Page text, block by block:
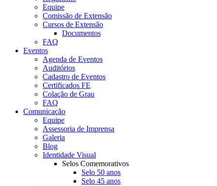
Equipe
Comissão de Extensão
Cursos de Extensão
Documentos
FAQ
Eventos
Agenda de Eventos
Auditórios
Cadastro de Eventos
Certificados FE
Colação de Grau
FAQ
Comunicação
Equipe
Assessoria de Imprensa
Galeria
Blog
Identidade Visual
Selos Comemorativos
Selo 50 anos
Selo 45 anos